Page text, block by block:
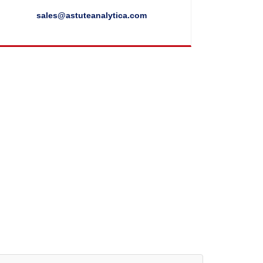
sales@astuteanalytica.com